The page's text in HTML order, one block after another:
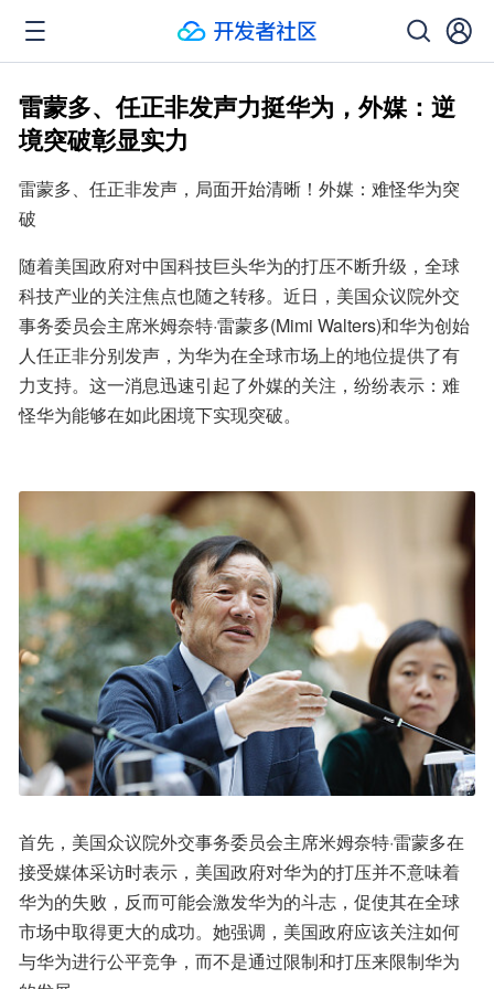
雷蒙多、任正非发声力挺华为，外媒：逆
境突破彰显实力
雷蒙多、任正非发声，局面开始清晰！外媒：难怪华为突
破
随着美国政府对中国科技巨头华为的打压不断升级，全球
科技产业的关注焦点也随之转移。近日，美国众议院外交
事务委员会主席米姆奈特·雷蒙多(Mimi Walters)和华为创始
人任正非分别发声，为华为在全球市场上的地位提供了有
力支持。这一消息迅速引起了外媒的关注，纷纷表示：难
怪华为能够在如此困境下实现突破。
首先，美国众议院外交事务委员会主席米姆奈特·雷蒙多在
接受媒体采访时表示，美国政府对华为的打压并不意味着
华为的失败，反而可能会激发华为的斗志，促使其在全球
市场中取得更大的成功。她强调，美国政府应该关注如何
与华为进行公平竞争，而不是通过限制和打压来限制华为